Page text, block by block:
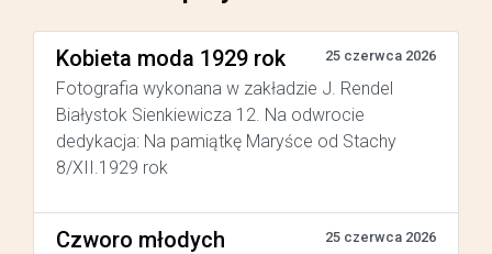
Kobieta moda 1929 rok 25 czerwca 2026
Fotografia wykonana w zakładzie J. Rendel
Białystok Sienkiewicza 12. Na odwrocie
dedykacja: Na pamiątkę Maryśce od Stachy
8/XII.1929 rok
Czworo młodych 25 czerwca 2026